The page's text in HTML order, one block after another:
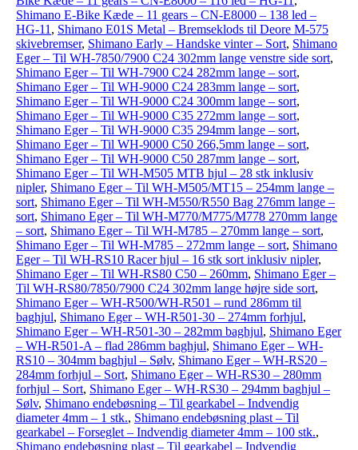
Shimano E-Bike Kæde – 11 gears – CN-E8000 – 138 led –
HG-11 , Shimano E01S Metal – Bremseklods til Deore M-575
skivebremser, Shimano Early – Handske vinter – Sort, Shimano
Eger – Til WH-7850/7900 C24 302mm lange venstre side sort,
Shimano Eger – Til WH-7900 C24 282mm lange – sort,
Shimano Eger – Til WH-9000 C24 283mm lange – sort,
Shimano Eger – Til WH-9000 C24 300mm lange – sort,
Shimano Eger – Til WH-9000 C35 272mm lange – sort,
Shimano Eger – Til WH-9000 C35 294mm lange – sort,
Shimano Eger – Til WH-9000 C50 266,5mm lange – sort,
Shimano Eger – Til WH-9000 C50 287mm lange – sort,
Shimano Eger – Til WH-M505 MTB hjul – 28 stk inklusiv
nipler, Shimano Eger – Til WH-M505/MT15 – 254mm lange –
sort, Shimano Eger – Til WH-M550/R550 Bag 276mm lange –
sort, Shimano Eger – Til WH-M770/M775/M778 270mm lange
– sort, Shimano Eger – Til WH-M785 – 270mm lange – sort,
Shimano Eger – Til WH-M785 – 272mm lange – sort, Shimano
Eger – Til WH-RS10 Racer hjul – 16 stk sort inklusiv nipler,
Shimano Eger – Til WH-RS80 C50 – 260mm, Shimano Eger –
Til WH-RS80/7850/7900 C24 302mm lange højre side sort,
Shimano Eger – WH-R500/WH-R501 – rund 286mm til
baghjul, Shimano Eger – WH-R501-30 – 274mm forhjul,
Shimano Eger – WH-R501-30 – 282mm baghjul, Shimano Eger
– WH-R501-A – flad 286mm baghjul, Shimano Eger – WH-
RS10 – 304mm baghjul – Sølv, Shimano Eger – WH-RS20 –
284mm forhjul – Sort, Shimano Eger – WH-RS30 – 280mm
forhjul – Sort, Shimano Eger – WH-RS30 – 294mm baghjul –
Sølv, Shimano endebøsning – Til gearkabel – Indvendig
diameter 4mm – 1 stk., Shimano endebøsning plast – Til
gearkabel – Forseglet – Indvendig diameter 4mm – 100 stk.,
Shimano endebøsning plast – Til gearkabel – Indvendig